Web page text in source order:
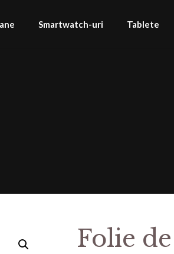
Smartwatch-uri Tablete
Folie